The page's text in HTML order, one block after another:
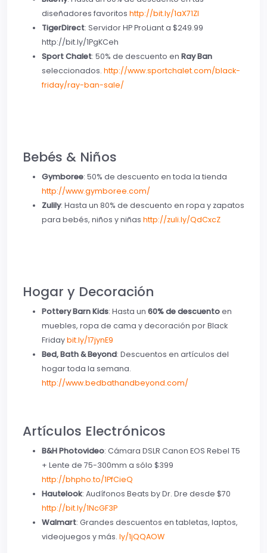
diseñadores favoritos http://bit.ly/1aX71Zl
TigerDirect: Servidor HP ProLiant a $249.99
http://bit.ly/1PgKCeh
Sport Chalet: 50% de descuento en Ray Ban
seleccionados. http://www.sportchalet.com/black-
friday/ray-ban-sale/
Bebés & Niños
Gymboree: 50% de descuento en toda la tienda
http://www.gymboree.com/
Zulily: Hasta un 80% de descuento en ropa y zapatos
para bebés, niños y niñas http://zuli.ly/QdCxcZ
Hogar y Decoración
Pottery Barn Kids: Hasta un 60% de descuentoen
muebles, ropa de cama y decoración por Black
Fridaybit.ly/17jynE9
Bed, Bath & Beyond: Descuentos en artículos del
hogar toda la semana.
http://www.bedbathandbeyond.com/
Artículos Electrónicos
B&H Photovideo: Cámara DSLR Canon EOS Rebel T5
+ Lente de 75-300mm a sólo $399
http://bhpho.to/1PfCieQ
Hautelook: Audífonos Beats by Dr. Dre desde $70
http://bit.ly/1NcGF3P
Walmart: Grandes descuentos en tabletas, laptos,
videojuegos y más. ly/1jQQAOW